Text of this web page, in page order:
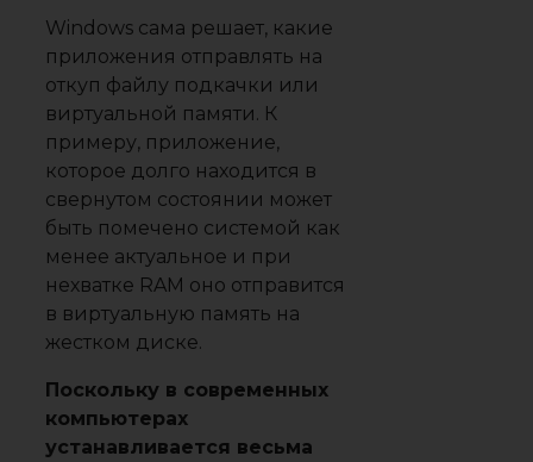
Windows сама решает, какие
приложения отправлять на
откуп файлу подкачки или
виртуальной памяти. К
примеру, приложение,
которое долго находится в
свернутом состоянии может
быть помечено системой как
менее актуальное и при
нехватке RAM оно отправится
в виртуальную память на
жестком диске.
Поскольку в современных
компьютерах
устанавливается весьма